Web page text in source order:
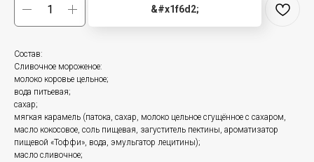
&#x1f6d2;
Состав:
Сливочное мороженое:
молоко коровье цельное;
вода питьевая;
сахар;
мягкая карамель (патока, сахар, молоко цельное сгущённое с сахаром,
масло кокосовое, соль пищевая, загуститель пектины, ароматизатор
пищевой «Тоффи», вода, эмульгатор лецитины);
масло сливочное;